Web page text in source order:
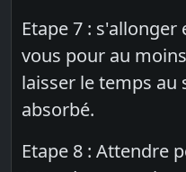
Etape 7 :
vous pour au
laisser le temps
absorbé.
Etape 8 : Attendre